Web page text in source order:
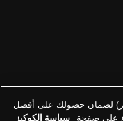
لضمان حصولك على أفضل
على صفحة سياسة الكوكيز